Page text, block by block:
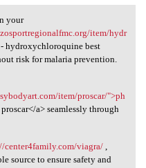
your [URL
your
item/hydr
hydroxychloroquine best
risk for malaria prevention.
item/proscar/">ph
a> seamlessly through
center4family.com/viagra/,
source to ensure safety and